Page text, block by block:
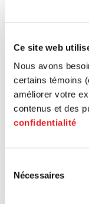
Ce site web
Nous avons
certains témoins
améliorer votre
contenus et des
confidentialité
Nécessaires